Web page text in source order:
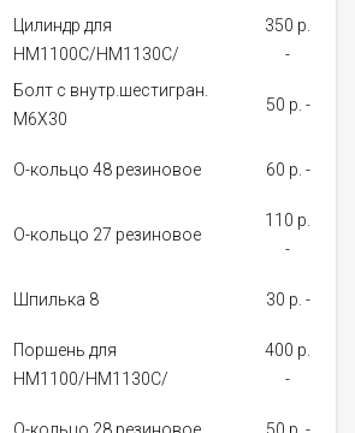
Цилиндр для
HM1100C/HM1130C/
350 p.
-
Болт с внутр.шестигран.
М6Х30
50 p. -
О-кольцо 48 резиновое 60 p. -
О-кольцо 27 резиновое
110 p.
-
Шпилька 8 30 p. -
Поршень для
HM1100/HM1130C/
400 p.
-